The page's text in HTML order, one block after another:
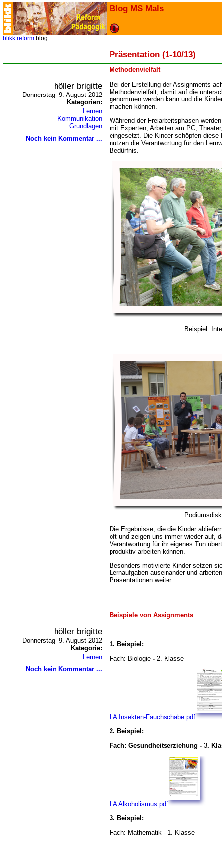
Blog MS Mals
blikk reform blog
Präsentation (1-10/13)
Methodenvielfalt
höller brigitte
Donnerstag, 9. August 2012
Kategorien:
Lernen
Kommunikation
Grundlagen
Noch kein Kommentar ...
Bei der Erstellung der Assignments
Methodenvielfalt, damit auf die
genommen werden kann und die
machen können.
Während der Freiarbeitsphasen
mit Experten, Arbeiten am PC,
eingesetzt. Die Kinder schöpfen diese
nutzen die Verantwortung für den
Bedürfnis.
Beispiel
Die Ergebnisse, die die Kinder
oft und zeigen uns immer wieder auf,
Verantwortung für ihr eigenes Tun
produktiv arbeiten können.
Besonders motivierte Kinder setzen
Lernaufgaben auseinander und
Präsentationen weiter.
Beispiele von Assignments
höller brigitte
Donnerstag, 9. August 2012
Kategorie:
Lernen
Noch kein Kommentar ...
1. Beispiel:
Fach: Biologie - 2. Klasse
LA Insekten-Fauchschabe.pdf
2. Beispiel:
Fach: Gesundheitserziehung - 3.
LA Alkoholismus.pdf
3. Beispiel:
Fach: Mathematik - 1. Klasse